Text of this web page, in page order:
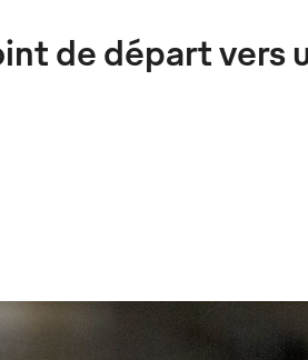
de départ vers